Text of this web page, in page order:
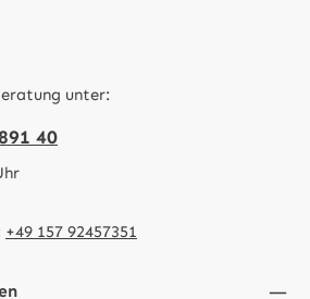
unter:
40
+49 157 92457351